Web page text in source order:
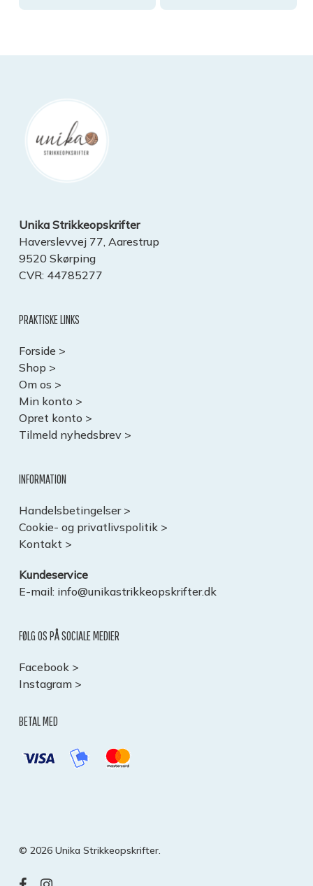
Unika Strikkeopskrifter
Haverslevvej 77, Aarestrup
9520 Skørping
CVR: 44785277
PRAKTISKE LINKS
Forside >
Shop >
Om os >
Min konto >
Opret konto >
Tilmeld nyhedsbrev >
INFORMATION
Handelsbetingelser >
Cookie- og privatlivspolitik >
Kontakt >
Kundeservice
E-mail: info@unikastrikkeopskrifter.dk
FØLG OS PÅ SOCIALE MEDIER
Facebook >
Instagram >
BETAL MED
© 2026 Unika Strikkeopskrifter.
facebookinstagram